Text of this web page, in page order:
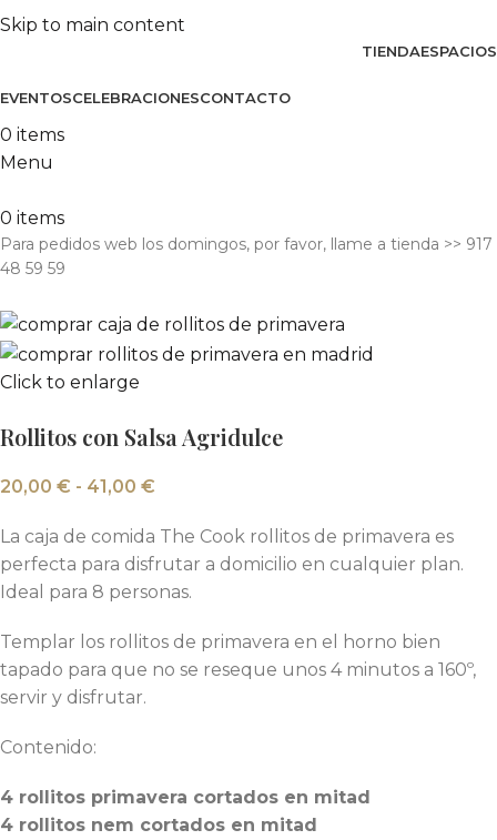
Skip to main content
TIENDAESPACIOS
EVENTOSCELEBRACIONESCONTACTO
0 items
Menu
0 items
Para pedidos web los domingos, por favor, llame a tienda​ >> 917
48 59 59
Click to enlarge
Rollitos con Salsa Agridulce
20,00 € - 41,00 €
La caja de comida The Cook rollitos de primavera es
perfecta para disfrutar a domicilio en cualquier plan.
Ideal para 8 personas.
Templar los rollitos de primavera en el horno bien
tapado para que no se reseque unos 4 minutos a 160º,
servir y disfrutar.
Contenido:
4 rollitos primavera cortados en mitad
4 rollitos nem cortados en mitad